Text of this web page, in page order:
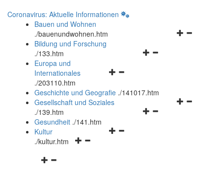
Coronavirus: Aktuelle Informationen
Bauen und Wohnen
./bauenundwohnen.htm
Navigationsmenü
Bildung und Forschung
./133.htm
Navigationsmenü
und
schließen
Europa und
Internationales
./203110.htm
Geschichte und Geografie ./141017.htm
Navigationsmenü
Gesellschaft und Soziales
./139.htm
Navigationsmenü
Gesundheit ./141.htm
Navigationsmenü
Kultur
./kultur.htm
Navigationsmenü